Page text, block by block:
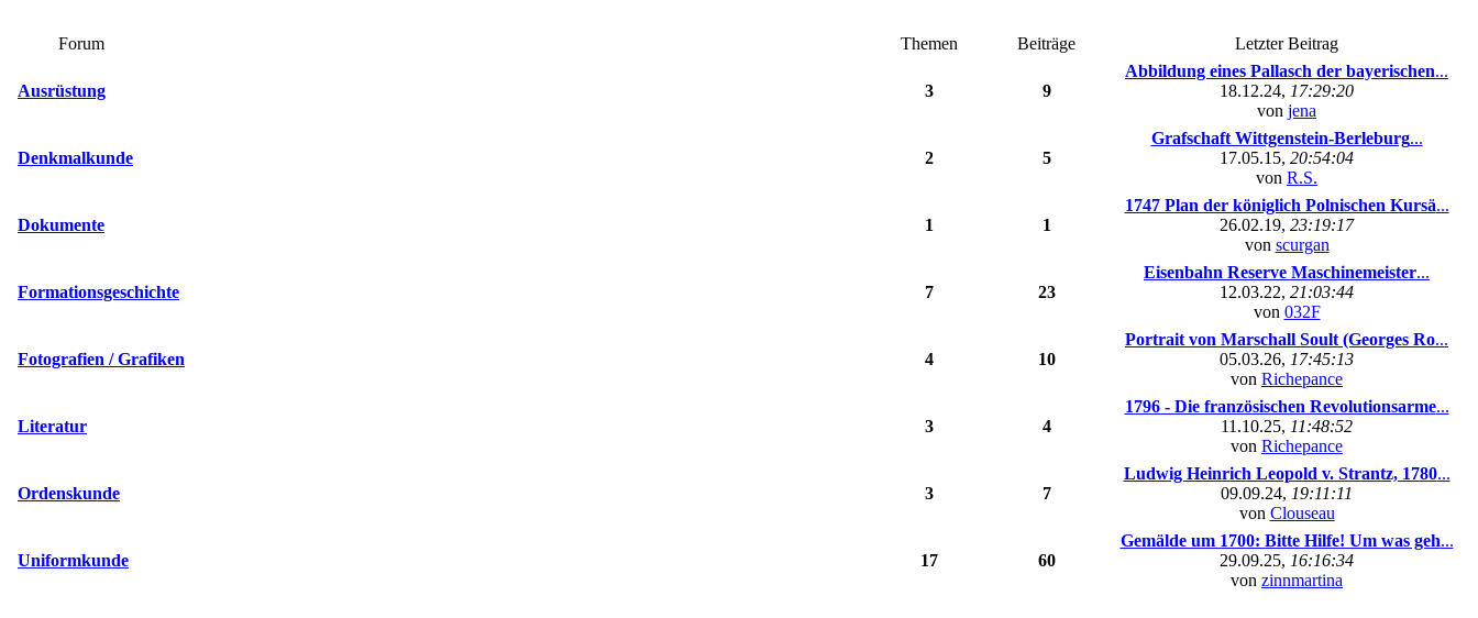
Forum Themen Beiträge Letzter Beitrag
Ausrüstung 3 9
Abbildung eines Pallasch der bayerischen...
18.12.24, 17:29:20
von jena
Denkmalkunde 2 5
Grafschaft Wittgenstein-Berleburg...
17.05.15, 20:54:04
von R.S.
Dokumente 1 1
1747 Plan der königlich Polnischen Kursä...
26.02.19, 23:19:17
von scurgan
Formationsgeschichte 7 23
Eisenbahn Reserve Maschinemeister...
12.03.22, 21:03:44
von 032F
Fotografien / Grafiken 4 10
Portrait von Marschall Soult (Georges Ro...
05.03.26, 17:45:13
von Richepance
Literatur 3 4
1796 - Die französischen Revolutionsarme...
11.10.25, 11:48:52
von Richepance
Ordenskunde 3 7
Ludwig Heinrich Leopold v. Strantz, 1780...
09.09.24, 19:11:11
von Clouseau
Uniformkunde 17 60
Gemälde um 1700: Bitte Hilfe! Um was geh...
29.09.25, 16:16:34
von zinnmartina